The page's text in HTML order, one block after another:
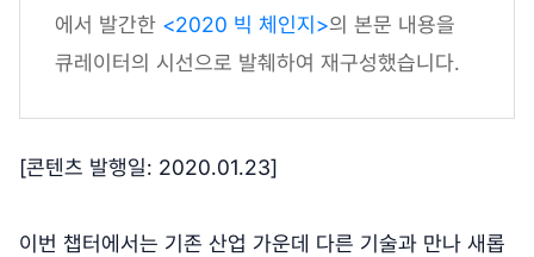
에서 발간한 <2020 빅 체인지>의 본문 내용을
큐레이터의 시선으로 발췌하여 재구성했습니다.
[콘텐츠 발행일: 2020.01.23]
이번 챕터에서는 기존 산업 가운데 다른 기술과 만나 새롭